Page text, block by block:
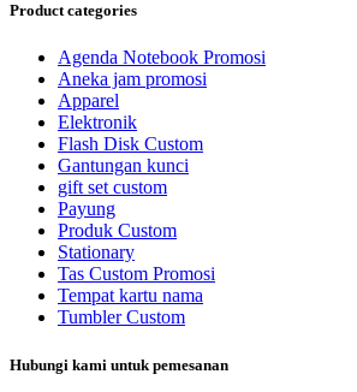
Product categories
Agenda Notebook Promosi
Aneka jam promosi
Apparel
Elektronik
Flash Disk Custom
Gantungan kunci
gift set custom
Payung
Produk Custom
Stationary
Tas Custom Promosi
Tempat kartu nama
Tumbler Custom
Hubungi kami untuk pemesanan